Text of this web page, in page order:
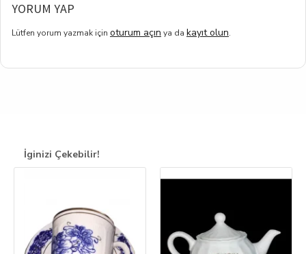
YORUM YAP
Lütfen yorum yazmak için oturum açın ya da kayıt olun.
İginizi Çekebilir!